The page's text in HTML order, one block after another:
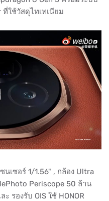
ที่ใช้วัสดุไทเทเนียม
เซอร์ 1/1.56" , กล้อง Ultra
Periscope 50 ล้าน
รองรับ OIS ใช้ HONOR